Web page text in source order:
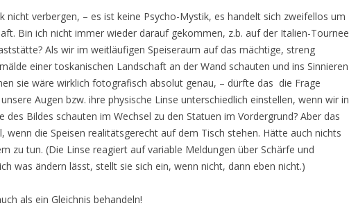
nicht verbergen, – es ist keine Psycho-Mystik, es handelt sich zweifellos um
Bin ich nicht immer wieder darauf gekommen, z.b. auf der Italien-Tournee
Als wir im weitläufigen Speiseraum auf das mächtige, streng
einer toskanischen Landschaft an der Wand schauten und ins Sinnieren
sie wäre wirklich fotografisch absolut genau, – dürfte das die Frage
Augen bzw. ihre physische Linse unterschiedlich einstellen, wenn wir in
des Bildes schauten im Wechsel zu den Statuen im Vordergrund? Aber das
wenn die Speisen realitätsgerecht auf dem Tisch stehen. Hätte auch nichts
zu tun. (Die Linse reagiert auf variable Meldungen über Schärfe und
was ändern lässt, stellt sie sich ein, wenn nicht, dann eben nicht.)
als ein Gleichnis behandeln!